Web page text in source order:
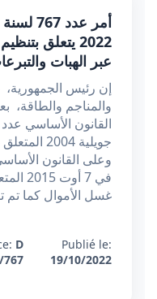
2022 يتعلق
عبر الهبات
إن رئيس الجمهورية،
والمناجم والطاقة،
جويلية
في 7
غسل الأموال كما تم
Publié le:
19/10/2022
D
767